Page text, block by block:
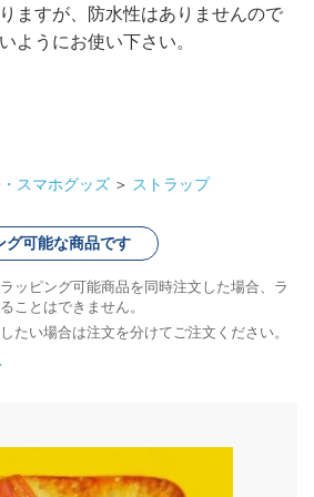
ますが、防水性はありませんので
ようにお使い下さい。
スマホグッズ ＞ ストラップ
グ可能な商品です
ッピング可能商品を同時注文した場合、ラ
ことはできません。
たい場合は注文を分けてご注文ください。